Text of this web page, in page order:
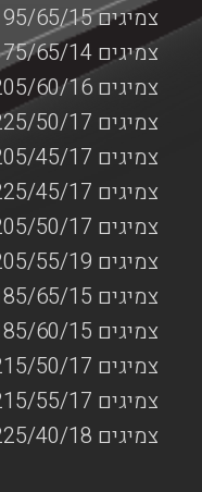
צמיגים 195/65/15
צמיגים 175/65/14
צמיגים 205/60/16
צמיגים 225/50/17
צמיגים 205/45/17
צמיגים 225/45/17
צמיגים 205/50/17
צמיגים 205/55/19
צמיגים 185/65/15
צמיגים 185/60/15
צמיגים 215/50/17
צמיגים 215/55/17
צמיגים 225/40/18